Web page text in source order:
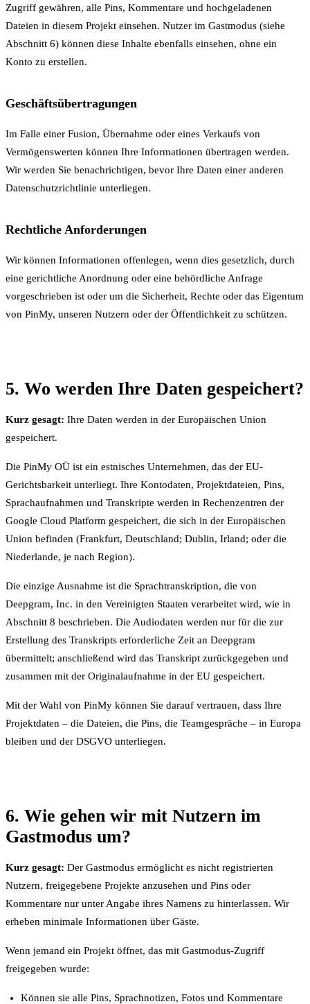
Zugriff gewähren, alle Pins, Kommentare und hochgeladenen
Dateien in diesem Projekt einsehen. Nutzer im Gastmodus (siehe
Abschnitt 6) können diese Inhalte ebenfalls einsehen, ohne ein
Konto zu erstellen.
Geschäftsübertragungen
Im Falle einer Fusion, Übernahme oder eines Verkaufs von
Vermögenswerten können Ihre Informationen übertragen werden.
Wir werden Sie benachrichtigen, bevor Ihre Daten einer anderen
Datenschutzrichtlinie unterliegen.
Rechtliche Anforderungen
Wir können Informationen offenlegen, wenn dies gesetzlich, durch
eine gerichtliche Anordnung oder eine behördliche Anfrage
vorgeschrieben ist oder um die Sicherheit, Rechte oder das Eigentum
von PinMy, unseren Nutzern oder der Öffentlichkeit zu schützen.
5. Wo werden Ihre Daten gespeichert?
Kurz gesagt: Ihre Daten werden in der Europäischen Union
gespeichert.
Die PinMy OÜ ist ein estnisches Unternehmen, das der EU-
Gerichtsbarkeit unterliegt. Ihre Kontodaten, Projektdateien, Pins,
Sprachaufnahmen und Transkripte werden in Rechenzentren der
Google Cloud Platform gespeichert, die sich in der Europäischen
Union befinden (Frankfurt, Deutschland; Dublin, Irland; oder die
Niederlande, je nach Region).
Die einzige Ausnahme ist die Sprachtranskription, die von
Deepgram, Inc. in den Vereinigten Staaten verarbeitet wird, wie in
Abschnitt 8 beschrieben. Die Audiodaten werden nur für die zur
Erstellung des Transkripts erforderliche Zeit an Deepgram
übermittelt; anschließend wird das Transkript zurückgegeben und
zusammen mit der Originalaufnahme in der EU gespeichert.
Mit der Wahl von PinMy können Sie darauf vertrauen, dass Ihre
Projektdaten – die Dateien, die Pins, die Teamgespräche – in Europa
bleiben und der DSGVO unterliegen.
6. Wie gehen wir mit Nutzern im
Gastmodus um?
Kurz gesagt: Der Gastmodus ermöglicht es nicht registrierten
Nutzern, freigegebene Projekte anzusehen und Pins oder
Kommentare nur unter Angabe ihres Namens zu hinterlassen. Wir
erheben minimale Informationen über Gäste.
Wenn jemand ein Projekt öffnet, das mit Gastmodus-Zugriff
freigegeben wurde:
Können sie alle Pins, Sprachnotizen, Fotos und Kommentare